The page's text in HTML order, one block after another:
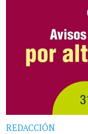
REDACCIÓN